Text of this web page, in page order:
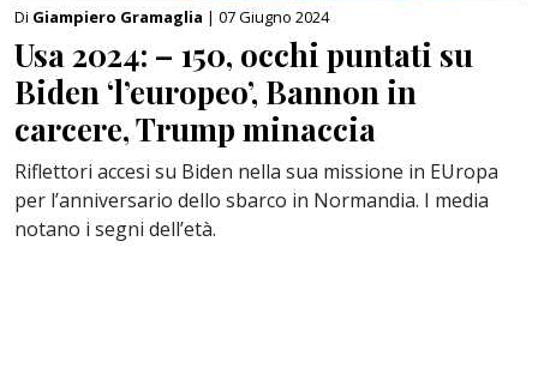
Di Giampiero Gramaglia | 07 Giugno 2024
Usa 2024: – 150, occhi puntati su
Biden ‘l’europeo’, Bannon in
carcere, Trump minaccia
Riflettori accesi su Biden nella sua missione in EUropa
per l’anniversario dello sbarco in Normandia. I media
notano i segni dell’età.